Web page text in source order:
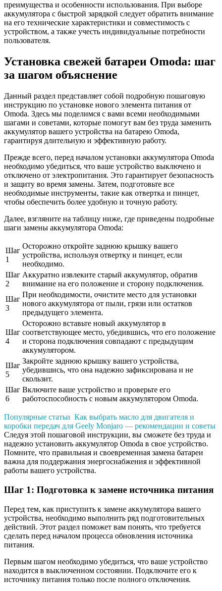
преимущества и особенности использования. При выборе
аккумулятора с быстрой зарядкой следует обратить внимание
на его технические характеристики и совместимость с
устройством, а также учесть индивидуальные потребности
пользователя.
Установка свежей батареи Omoda: шаг
за шагом объяснение
Данный раздел представляет собой подробную пошаговую
инструкцию по установке нового элемента питания от
Omoda. Здесь мы поделимся с вами всеми необходимыми
шагами и советами, которые помогут вам без труда заменить
аккумулятор вашего устройства на батарею Omoda,
гарантируя длительную и эффективную работу.
Прежде всего, перед началом установки аккумулятора Omoda
необходимо убедиться, что ваше устройство выключено и
отключено от электропитания. Это гарантирует безопасность
и защиту во время замены. Затем, подготовьте все
необходимые инструменты, такие как отвертка и пинцет,
чтобы обеспечить более удобную и точную работу.
Далее, взгляните на таблицу ниже, где приведены подробные
шаги замены аккумулятора Omoda:
Шаг
1
Осторожно откройте заднюю крышку вашего
устройства, используя отвертку и пинцет, если
необходимо.
Шаг
2
Аккуратно извлеките старый аккумулятор, обратив
внимание на его положение и сторону подключения.
Шаг
3
При необходимости, очистите место для установки
нового аккумулятора от пыли, грязи или остатков
предыдущего элемента.
Шаг
4
Осторожно вставьте новый аккумулятор в
соответствующее место, убедившись, что его положение
и сторона подключения совпадают с предыдущим
аккумулятором.
Шаг
5
Закройте заднюю крышку вашего устройства,
убедившись, что она надежно зафиксирована и не
скользит.
Шаг
6
Включите ваше устройство и проверьте его
работоспособность с новым аккумулятором Omoda.
Популярные статьи Как выбрать масло для двигателя и
коробки передач для Geely Monjaro — рекомендации и советы
Следуя этой пошаговой инструкции, вы сможете без труда и
надежно установить аккумулятор Omoda в свое устройство.
Помните, что правильная и своевременная замена батареи
важна для поддержания энергоснабжения и эффективной
работы вашего устройства.
Шаг 1: Подготовка к замене источника питания
Перед тем, как приступить к замене аккумулятора вашего
устройства, необходимо выполнить ряд подготовительных
действий. Этот раздел поможет вам понять, что требуется
сделать перед началом процесса обновления источника
питания.
Первым шагом необходимо убедиться, что ваше устройство
находится в выключенном состоянии. Подключите его к
источнику питания только после полного отключения.